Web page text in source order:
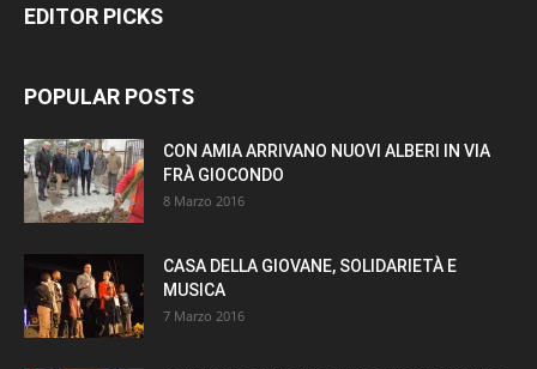
EDITOR PICKS
POPULAR POSTS
CON AMIA ARRIVANO NUOVI ALBERI IN VIA
FRÀ GIOCONDO
8 Marzo 2016
CASA DELLA GIOVANE, SOLIDARIETÀ E
MUSICA
7 Marzo 2016